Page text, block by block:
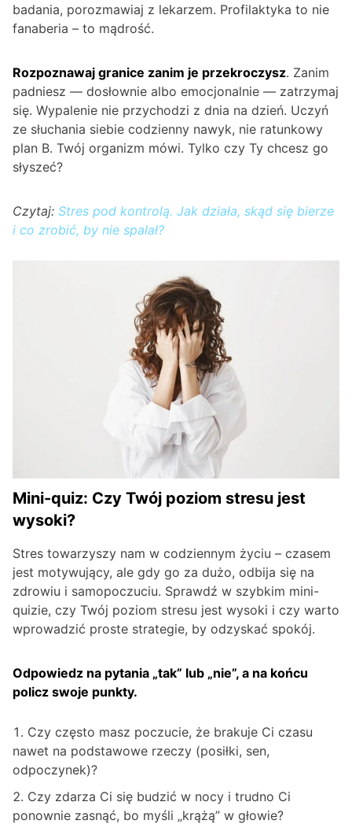
badania, porozmawiaj z lekarzem. Profilaktyka to nie
fanaberia – to mądrość.
Rozpoznawaj granice zanim je przekroczysz. Zanim
padniesz — dosłownie albo emocjonalnie — zatrzymaj
się. Wypalenie nie przychodzi z dnia na dzień. Uczyń
ze słuchania siebie codzienny nawyk, nie ratunkowy
plan B. Twój organizm mówi. Tylko czy Ty chcesz go
słyszeć?
Czytaj: Stres pod kontrolą. Jak działa, skąd się bierze
i co zrobić, by nie spalał?
Mini-quiz: Czy Twój poziom stresu jest
wysoki?
Stres towarzyszy nam w codziennym życiu – czasem
jest motywujący, ale gdy go za dużo, odbija się na
zdrowiu i samopoczuciu. Sprawdź w szybkim mini-
quizie, czy Twój poziom stresu jest wysoki i czy warto
wprowadzić proste strategie, by odzyskać spokój.
Odpowiedz na pytania „tak” lub „nie”, a na końcu
policz swoje punkty.
Czy często masz poczucie, że brakuje Ci czasu
nawet na podstawowe rzeczy (posiłki, sen,
odpoczynek)?
Czy zdarza Ci się budzić w nocy i trudno Ci
ponownie zasnąć, bo myśli „krążą” w głowie?